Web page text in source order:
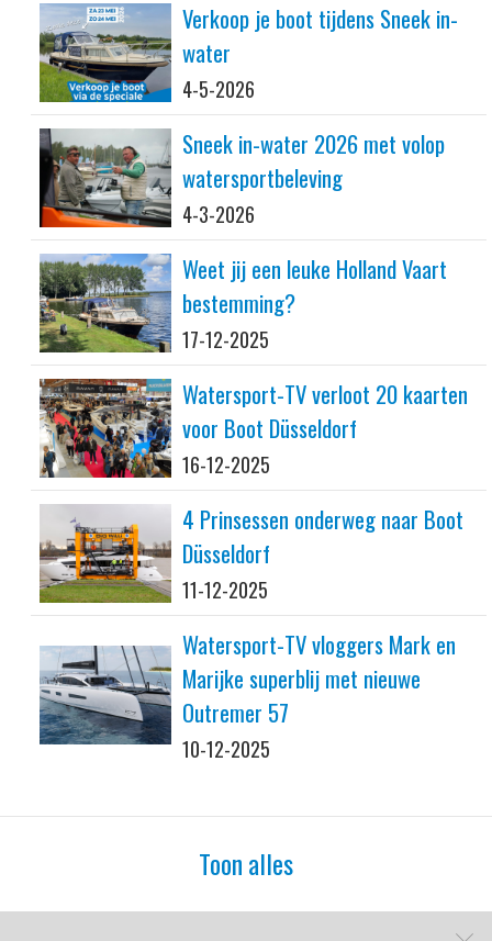
Verkoop je boot tijdens Sneek in-
water
4-5-2026
Sneek in-water 2026 met volop
watersportbeleving
4-3-2026
Weet jij een leuke Holland Vaart
bestemming?
17-12-2025
Watersport-TV verloot 20 kaarten
voor Boot Düsseldorf
16-12-2025
4 Prinsessen onderweg naar Boot
Düsseldorf
11-12-2025
Watersport-TV vloggers Mark en
Marijke superblij met nieuwe
Outremer 57
10-12-2025
Toon alles